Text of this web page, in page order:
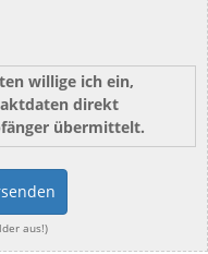
willige ich ein,
direkt
übermittelt.
aus!)